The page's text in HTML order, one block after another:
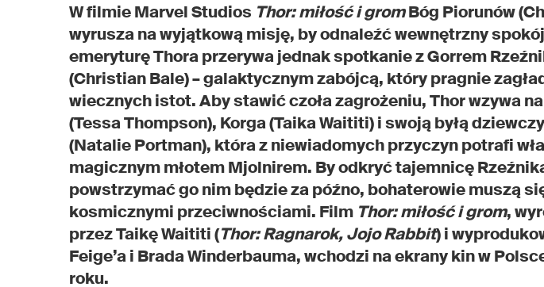
W filmie Marvel Studios Thor: miłość i gromBóg Piorunów
wyrusza na wyjątkową misję, by odnaleźć wewnętrzny
emeryturę Thora przerywa jednak spotkanie z Gorrem
(Christian Bale) – galaktycznym zabójcą, który pragnie
wiecznych istot. Aby stawić czoła zagrożeniu, Thor wzywa
(Tessa Thompson), Korga (Taika Waititi) i swoją byłą
(Natalie Portman), która z niewiadomych przyczyn potrafi
magicznym młotem Mjolnirem. By odkryć tajemnicę
powstrzymać go nim będzie za późno, bohaterowie muszą
kosmicznymi przeciwnościami. Film Thor: miłość i grom,
przez Taikę Waititi (Thor: Ragnarok, Jojo Rabbit) i
Feige’a i Brada Winderbauma, wchodzi na ekrany kin w
roku.